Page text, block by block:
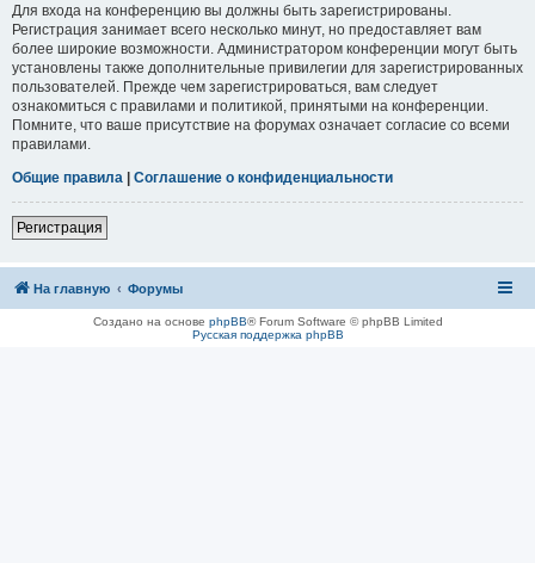
Для входа на конференцию вы должны быть зарегистрированы.
Регистрация занимает всего несколько минут, но предоставляет вам
более широкие возможности. Администратором конференции могут быть
установлены также дополнительные привилегии для зарегистрированных
пользователей. Прежде чем зарегистрироваться, вам следует
ознакомиться с правилами и политикой, принятыми на конференции.
Помните, что ваше присутствие на форумах означает согласие со всеми
правилами.
Общие правила | Соглашение о конфиденциальности
Регистрация
На главную Форумы
Создано на основе phpBB® Forum Software © phpBB Limited
Русская поддержка phpBB